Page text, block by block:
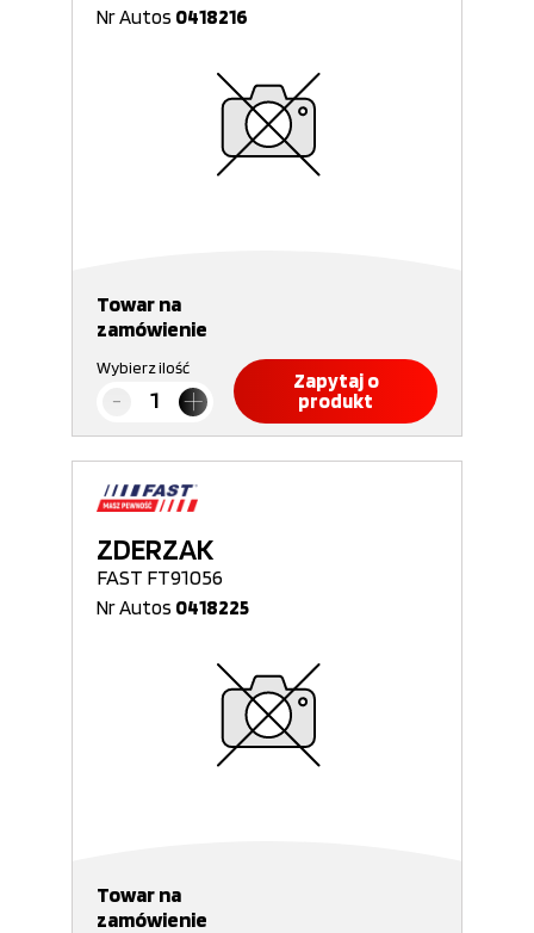
Nr Autos 0418216
Towar na
zamówienie
Wybierz ilość
Zapytaj o
produkt
ZDERZAK
FAST FT91056
Nr Autos 0418225
Towar na
zamówienie